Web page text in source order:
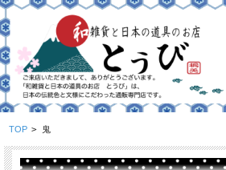
TOP > 鬼